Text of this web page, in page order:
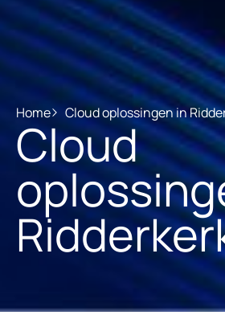
Home Cloud oplossingen in
Cloud